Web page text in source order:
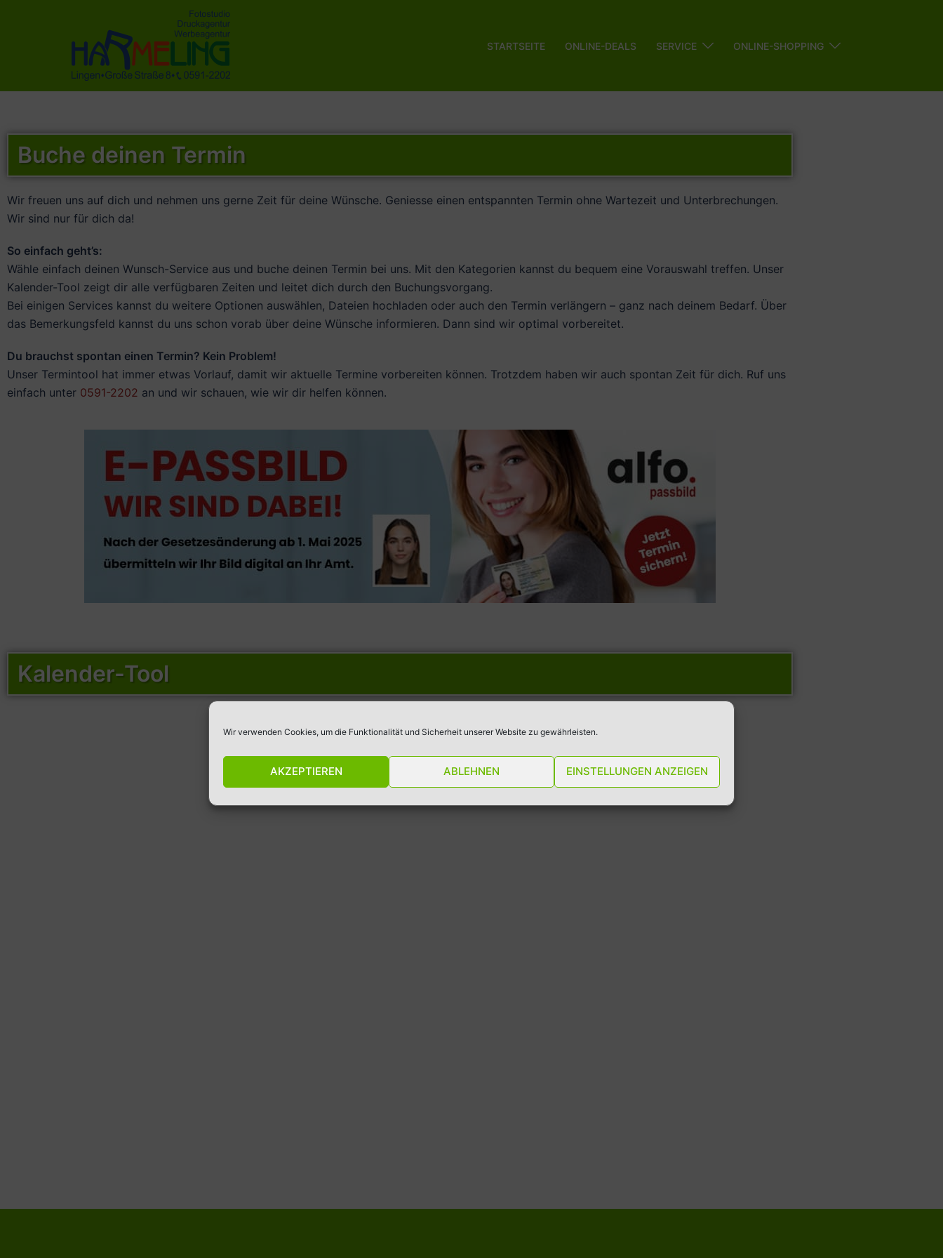
Wir verwenden Cookies, um die Funktionalität und Sicherheit unserer Website zu gewährleisten.
AKZEPTIEREN ABLEHNEN EINSTELLUNGEN ANZEIGEN
STARTSEITE ONLINE-DEALS SERVICE ONLINE-SHOPPING
Buche deinen Termin
Wir freuen uns auf dich und nehmen uns gerne Zeit für deine Wünsche. Geniesse einen entspannten Termin ohne Wartezeit und Unterbrechungen.
Wir sind nur für dich da!
So einfach geht’s:
Wähle einfach deinen Wunsch-Service aus und buche deinen Termin bei uns. Mit den Kategorien kannst du bequem eine Vorauswahl treffen. Unser
Kalender-Tool zeigt dir alle verfügbaren Zeiten und leitet dich durch den Buchungsvorgang.
Bei einigen Services kannst du weitere Optionen auswählen, Dateien hochladen oder auch den Termin verlängern – ganz nach deinem Bedarf. Über
das Bemerkungsfeld kannst du uns schon vorab über deine Wünsche informieren. Dann sind wir optimal vorbereitet.
Du brauchst spontan einen Termin? Kein Problem!
Unser Termintool hat immer etwas Vorlauf, damit wir aktuelle Termine vorbereiten können. Trotzdem haben wir auch spontan Zeit für dich. Ruf uns
einfach unter 0591-2202 an und wir schauen, wie wir dir helfen können.
Kalender-Tool